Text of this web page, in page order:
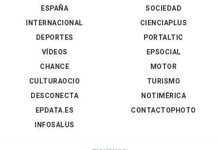
ESPAÑA
INTERNACIONAL
DEPORTES
VÍDEOS
SOCIEDAD
CIENCIAPLUS
PORTALTIC
EPSOCIAL
CHANCE
CULTURAOCIO
DESCONECTA
EPDATA.ES
INFOSALUS
MOTOR
TURISMO
NOTIMÉRICA
CONTACTOPHOTO